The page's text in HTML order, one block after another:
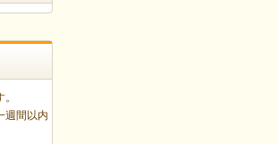
週間以内